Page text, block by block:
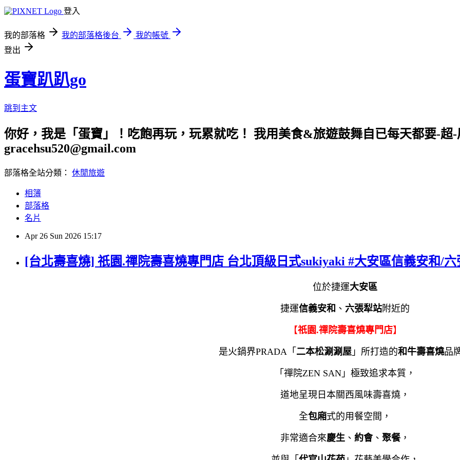
登入
我的部落格 我的部落格後台
我的帳號
登出
蛋寶趴趴go
跳到主文
你好，我是「蛋寶」！吃飽再玩，玩累就吃！ 我用美食&旅遊鼓舞自已每天都要-超
gracehsu520@gmail.com
部落格全站分類： 休閒旅遊
相簿
部落格
名片
Apr 26 Sun 2026 15:17
[台北壽喜燒] 祇園.禪院壽喜燒專門店 台北頂級日式sukiyaki #大安區信義安和/六
位於捷運大安區
捷運信義安和 、 六張犁站附近的
【祇園.禪院壽喜燒專門店】
是火鍋界PRADA「 二本松涮涮屋」所打造的和牛壽喜燒品
「禪院ZEN SAN」極致追求本質，
道地呈現日本關西風味壽喜燒，
全包廂式的用餐空間，
非常適合來慶生 、 約會、 聚餐，